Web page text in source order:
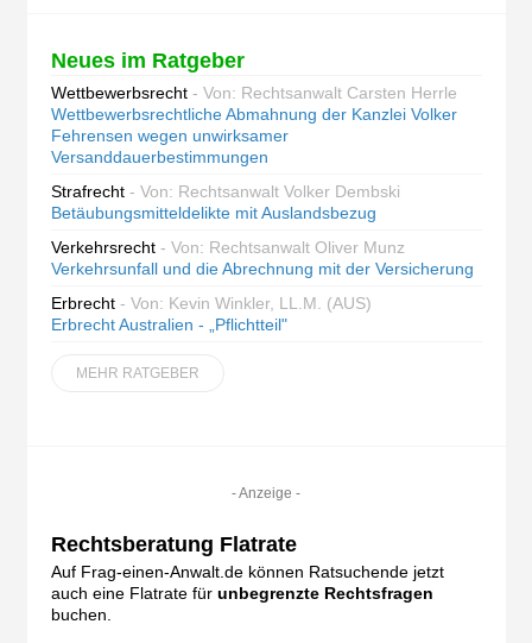
Neues im Ratgeber
Wettbewerbsrecht - Von: Rechtsanwalt Carsten Herrle
Wettbewerbsrechtliche Abmahnung der Kanzlei Volker
Fehrensen wegen unwirksamer
Versanddauerbestimmungen
Strafrecht - Von: Rechtsanwalt Volker Dembski
Betäubungsmitteldelikte mit Auslandsbezug
Verkehrsrecht - Von: Rechtsanwalt Oliver Munz
Verkehrsunfall und die Abrechnung mit der Versicherung
Erbrecht - Von: Kevin Winkler, LL.M. (AUS)
Erbrecht Australien - „Pflichtteil"
MEHR RATGEBER
- Anzeige -
Rechtsberatung Flatrate
Auf Frag-einen-Anwalt.de können Ratsuchende jetzt
auch eine Flatrate für unbegrenzte Rechtsfragen
buchen.